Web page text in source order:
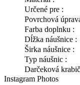
Určené pre :
Povrchová
Farba doplnku :
Dĺžka náušnice :
Širka náušnice :
Typ náušnic :
Darčeková
Instagram Photos